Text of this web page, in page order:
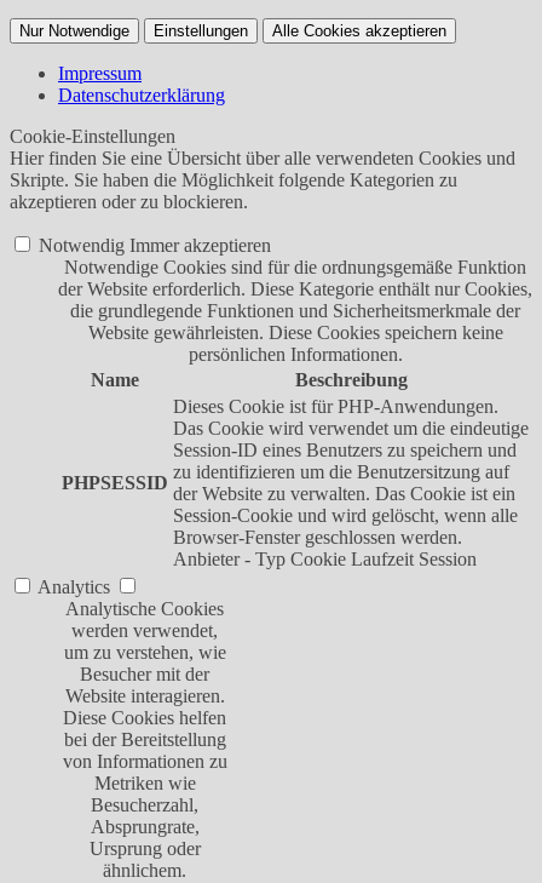
Nur Notwendige Einstellungen Alle Cookies akzeptieren
Impressum
Datenschutzerklärung
Cookie-Einstellungen
Hier finden Sie eine Übersicht über alle verwendeten Cookies und
Skripte. Sie haben die Möglichkeit folgende Kategorien zu
akzeptieren oder zu blockieren.
Notwendig Immer akzeptieren
Notwendige Cookies sind für die ordnungsgemäße Funktion
der Website erforderlich. Diese Kategorie enthält nur Cookies,
die grundlegende Funktionen und Sicherheitsmerkmale der
Website gewährleisten. Diese Cookies speichern keine
persönlichen Informationen.
Name
Beschreibung
PHPSESSID
Dieses Cookie ist für PHP-Anwendungen.
Das Cookie wird verwendet um die eindeutige
Session-ID eines Benutzers zu speichern und
zu identifizieren um die Benutzersitzung auf
der Website zu verwalten. Das Cookie ist ein
Session-Cookie und wird gelöscht, wenn alle
Browser-Fenster geschlossen werden.
Anbieter - Typ Cookie Laufzeit Session
Analytics
Analytische Cookies
werden verwendet,
um zu verstehen, wie
Besucher mit der
Website interagieren.
Diese Cookies helfen
bei der Bereitstellung
von Informationen zu
Metriken wie
Besucherzahl,
Absprungrate,
Ursprung oder
ähnlichem.